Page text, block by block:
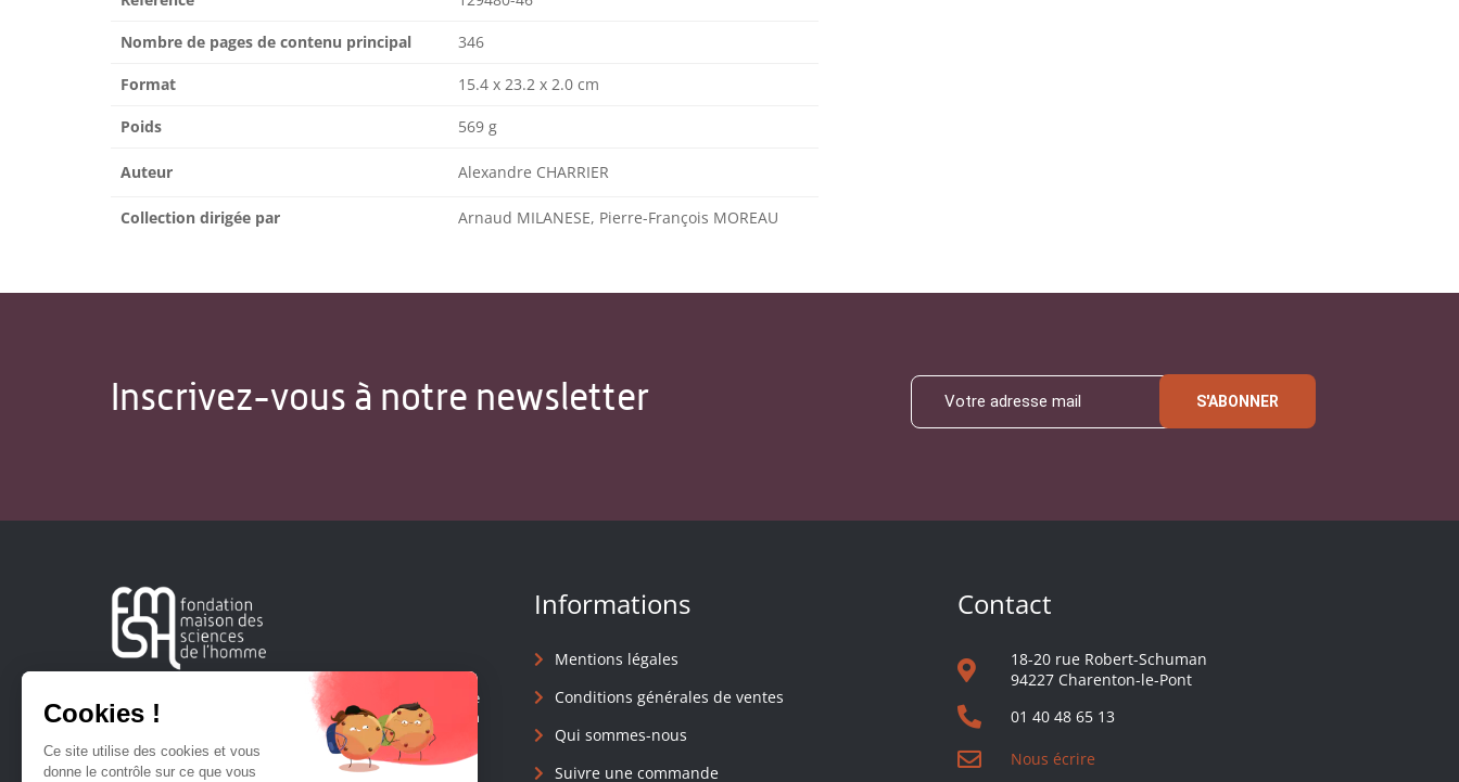
Nombre de pages de contenu principal 346
Format 15.4 x 23.2 x 2.0 cm
Poids 569 g
Auteur Alexandre CHARRIER
Collection dirigée par Arnaud MILANESE, Pierre-François MOREAU
Inscrivez-vous à notre newsletter S'ABONNER
Créée en 1963, la Fondation Maison Sciences de l'Homme
soutient la recherche et la diffusion des connaissances en
Informations
Mentions légales
Conditions générales de ventes
Qui sommes-nous
Suivre une commande
Contact
18-20 rue Robert-Schuman
94227 Charenton-le-Pont
01 40 48 65 13
Nous écrire